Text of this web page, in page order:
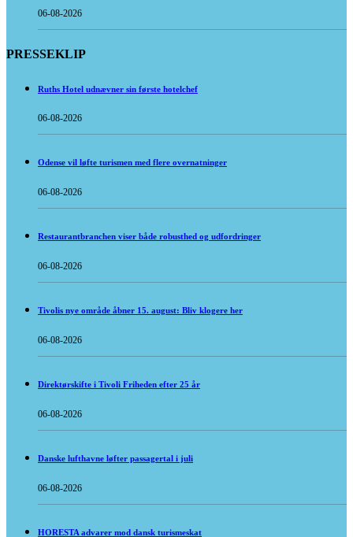
06-08-2026
PRESSEKLIP
Ruths Hotel udnævner sin første hotelchef
06-08-2026
Odense vil løfte turismen med flere overnatninger
06-08-2026
Restaurantbranchen viser både robusthed og udfordringer
06-08-2026
Tivolis nye område åbner 15. august: Bliv klogere her
06-08-2026
Direktørskifte i Tivoli Friheden efter 25 år
06-08-2026
Danske lufthavne løfter passagertal i juli
06-08-2026
HORESTA advarer mod dansk turismeskat